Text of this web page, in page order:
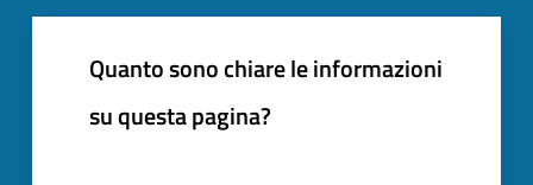
Quanto sono chiare le informazioni
su questa pagina?